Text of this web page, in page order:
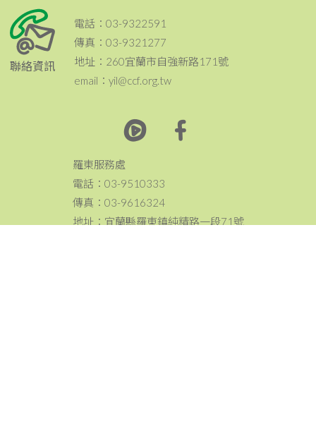
聯絡資訊
電話：03-9322591
傳真：03-9321277
地址：260宜蘭市自強新路171號
email：yil@ccf.org.tw
羅東服務處
電話：03-9510333
傳真：03-9616324
地址：宜蘭縣羅東鎮純精路一段71號